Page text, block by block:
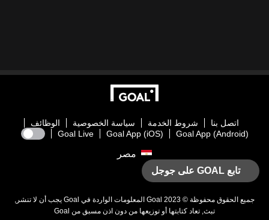
اتصل بنا شروط الخدمة سياسة الخصوصية
الوظائف
Goal App (Android)
Goal App (iOS)
Goal Live
مصر
تابع GOAL على جوجل
جميع الحقوق محفوظة © 2023 Goal المعلومات الواردة في Goal يجب أن لا تنشر,
تبث, تعاد كتابتها أو توزيعها من دون اذن مسبق من Goal